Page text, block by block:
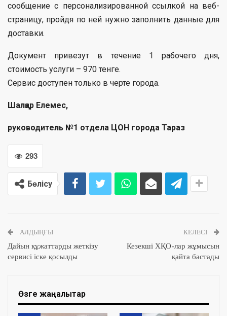
сообщение с персонализированной ссылкой на веб-
страницу, пройдя по ней нужно заполнить данные для
доставки.
Документ привезут в течение 1 рабочего дня,
стоимость услуги – 970 тенге.
Сервис доступен только в черте города.
Шалқар Елемес,
руководитель №1 отдела ЦОН города Тараз
293
Бөлісу
АЛДЫҢҒЫ
Дайын құжаттарды жеткізу
сервисі іске қосылды
КЕЛЕСІ
Кезекші ХҚО-лар жұмысын
қайта бастады
Өзге жаңалықтар